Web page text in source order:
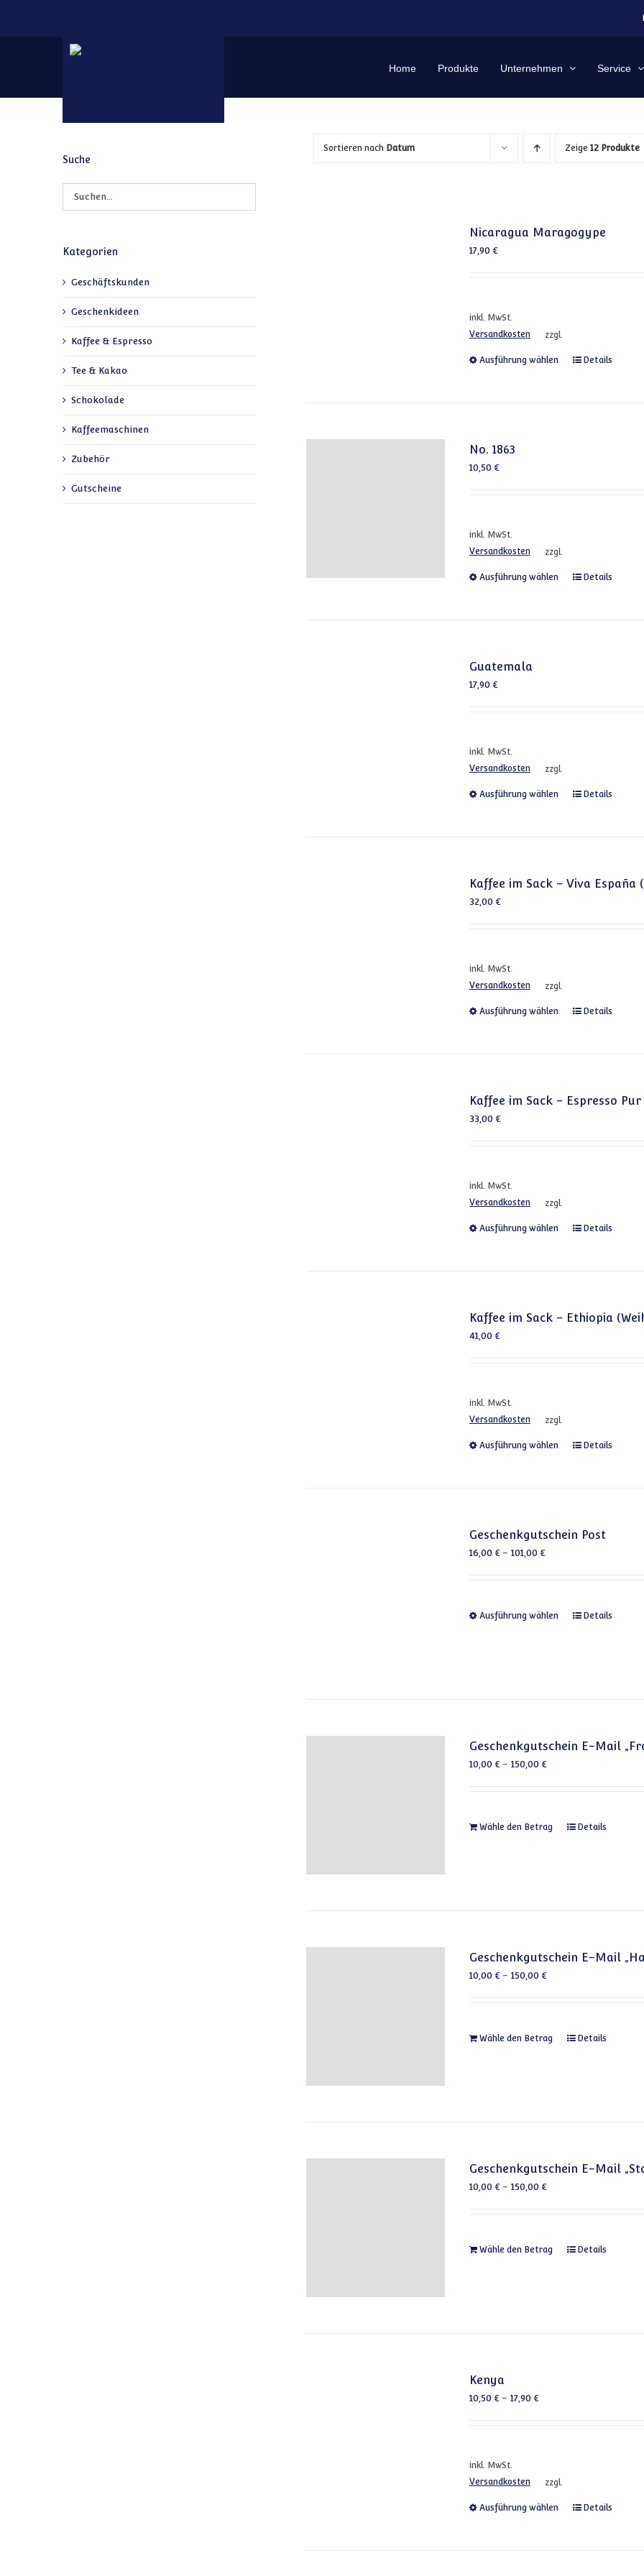
Home Produkte Unternehmen Service
Sortieren nach Datum Zeige12 Produkte
Nicaragua Maragogype
17,90 €
inkl. MwSt.
zzgl.
Versandkosten
Ausführung wählen Dieses
Details
No. 1863
10,50 €
inkl. MwSt.
zzgl.
Versandkosten
Ausführung wählen Dieses
Details
Guatemala
17,90 €
inkl. MwSt.
zzgl.
Versandkosten
Ausführung wählen Dieses
Details
Kaffee im Sack – Viva España
32,00 €
inkl. MwSt.
zzgl.
Versandkosten
Ausführung wählen Dieses
Details
Kaffee im Sack – Espresso
33,00 €
inkl. MwSt.
zzgl.
Versandkosten
Ausführung wählen Dieses
Details
Kaffee im Sack – Ethiopia
41,00 €
inkl. MwSt.
zzgl.
Versandkosten
Ausführung wählen Dieses
Details
Geschenkgutschein Post
16,00 €– 101,00 €
Ausführung wählen Dieses
Details
Geschenkgutschein E-Mail
10,00 €– 150,00 €
Wähle den Betrag Dieses Produkt
Details
Geschenkgutschein E-Mail
10,00 €– 150,00 €
Wähle den Betrag Dieses Produkt
Details
Geschenkgutschein E-Mail
10,00 €– 150,00 €
Wähle den Betrag Dieses Produkt
Details
Kenya
10,50 €– 17,90 €
inkl. MwSt.
zzgl.
Versandkosten
Ausführung wählen Dieses
Details
Suche
Kategorien
Geschäftskunden
Geschenkideen
Kaffee & Espresso
Tee & Kakao
Schokolade
Kaffeemaschinen
Zubehör
Gutscheine